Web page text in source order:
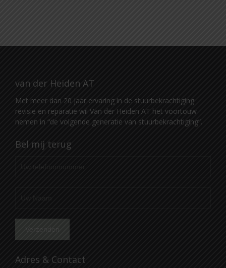
van der Heiden AT
Met meer dan 20 jaar ervaring in de stuurbekrachtiging
revisie en reparatie wil Van der Heiden AT het voortouw
nemen in “de volgende generatie van stuurbekrachtiging”.
Bel mij terug
Adres & Contact